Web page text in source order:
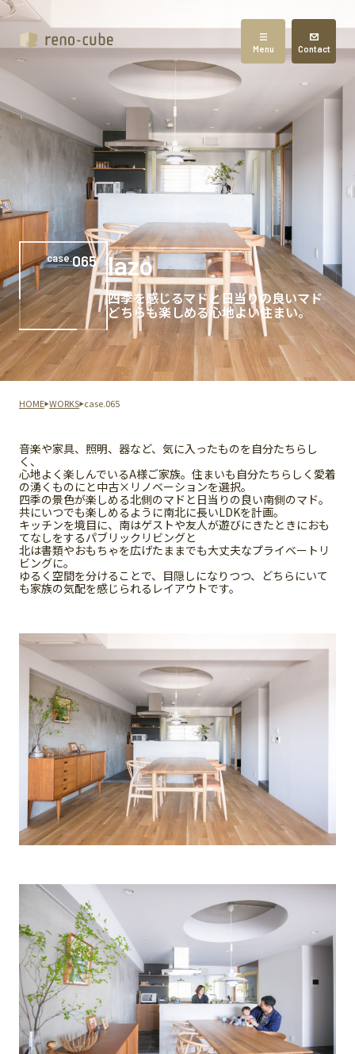
Menu Contact
case.065 lazo
四季を感じるマドと日当りの良いマド
どちらも楽しめる心地よい住まい。
HOME WORKS case.065
音楽や家具、照明、器など、気に入ったものを自分たちらし
く、
心地よく楽しんでいるA様ご家族。住まいも自分たちらしく愛着
の湧くものにと中古×リノベーションを選択。
四季の景色が楽しめる北側のマドと日当りの良い南側のマド。
共にいつでも楽しめるように南北に長いLDKを計画。
キッチンを境目に、南はゲストや友人が遊びにきたときにおも
てなしをするパブリックリビングと
北は書類やおもちゃを広げたままでも大丈夫なプライベートリ
ビングに。
ゆるく空間を分けることで、目隠しになりつつ、どちらにいて
も家族の気配を感じられるレイアウトです。